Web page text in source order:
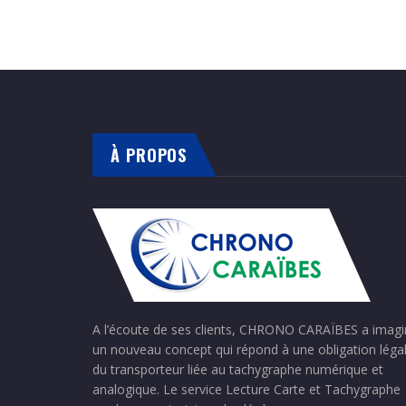
À PROPOS
A l’écoute de ses clients, CHRONO CARAÏBES a
un nouveau concept qui répond à une obligation
du transporteur liée au tachygraphe numérique et
analogique. Le service Lecture Carte et Tachygraphe